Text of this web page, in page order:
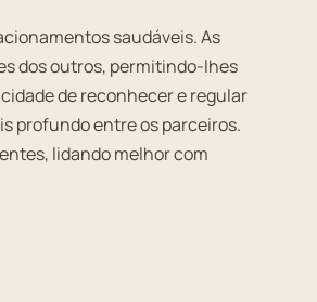
saudáveis. As
dos outros, permitindo-lhes
de reconhecer e regular
profundo entre os parceiros.
lidando melhor com